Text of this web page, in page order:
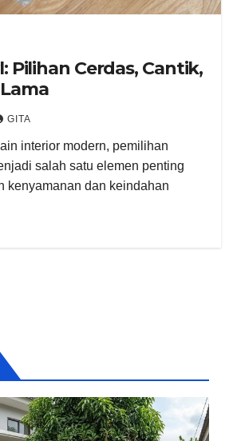
Pilihan Cerdas, Cantik,
GITA
interior modern, pemilihan
salah satu elemen penting
kenyamanan dan keindahan